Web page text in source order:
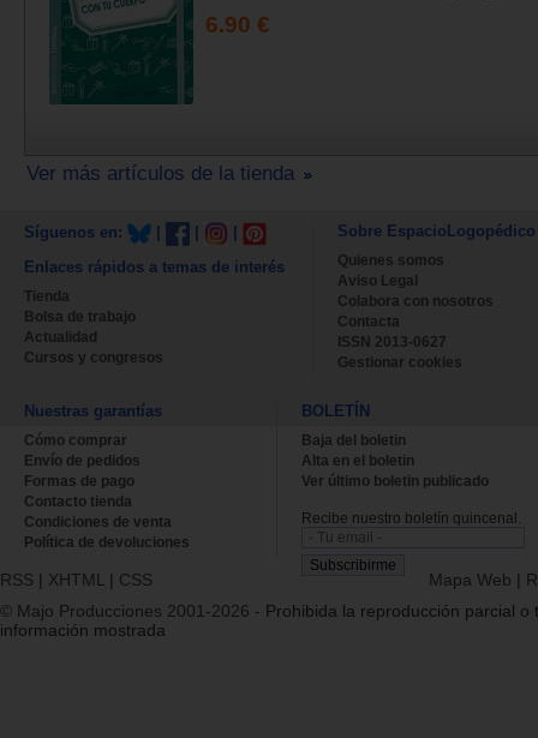
6.90 €
Ver más artículos de la tienda
Síguenos en:
Enlaces rápidos a temas de interés
Tienda
Bolsa de trabajo
Actualidad
Cursos y congresos
Sobre EspacioLogopédico
Quienes somos
Aviso Legal
Colabora con nosotros
Contacta
ISSN 2013-0627
Gestionar cookies
Nuestras garantías
Cómo comprar
Envío de pedidos
Formas de pago
Contacto tienda
Condiciones de venta
Política de devoluciones
BOLETÍN
Baja del boletin
Alta en el boletin
Ver último boletin publicado
Recibe nuestro boletín quincenal.
RSS | XHTML | CSS Mapa Web |
© Majo Producciones 2001-2026 - Prohibida la reproducción parcial o
información mostrada